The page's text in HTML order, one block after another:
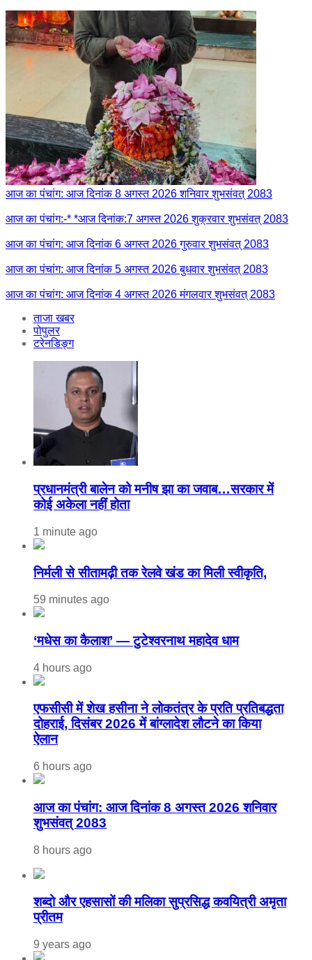
आज का पंचांग: आज दिनांक 8 अगस्त 2026 शनिवार शुभसंवत् 2083
आज का पंचांग:-* *आज दिनांक:7 अगस्त 2026 शुक्रवार शुभसंवत् 2083
आज का पंचांग: आज दिनांक 6 अगस्त 2026 गुरुवार शुभसंवत् 2083
आज का पंचांग: आज दिनांक 5 अगस्त 2026 बुधवार शुभसंवत् 2083
आज का पंचांग: आज दिनांक 4 अगस्त 2026 मंगलवार शुभसंवत् 2083
ताजा खबर
पोपुलर
टरेनडिङ्ग
प्रधानमंत्री बालेन को मनीष झा का जवाब…सरकार में
कोई अकेला नहीं होता
1 minute ago
निर्मली से सीतामढ़ी तक रेलवे खंड का मिली स्वीकृति,
59 minutes ago
‘मधेस का कैलाश’ — टुटेश्वरनाथ महादेव धाम
4 hours ago
एफसीसी में शेख हसीना ने लोकतंत्र के प्रति प्रतिबद्धता
दोहराई, दिसंबर 2026 में बांग्लादेश लौटने का किया
ऐलान
6 hours ago
आज का पंचांग: आज दिनांक 8 अगस्त 2026 शनिवार
शुभसंवत् 2083
8 hours ago
शब्दो और एहसासों की मलिका सुप्रसिद्ध कवयित्री अमृता
प्रीतम
9 years ago